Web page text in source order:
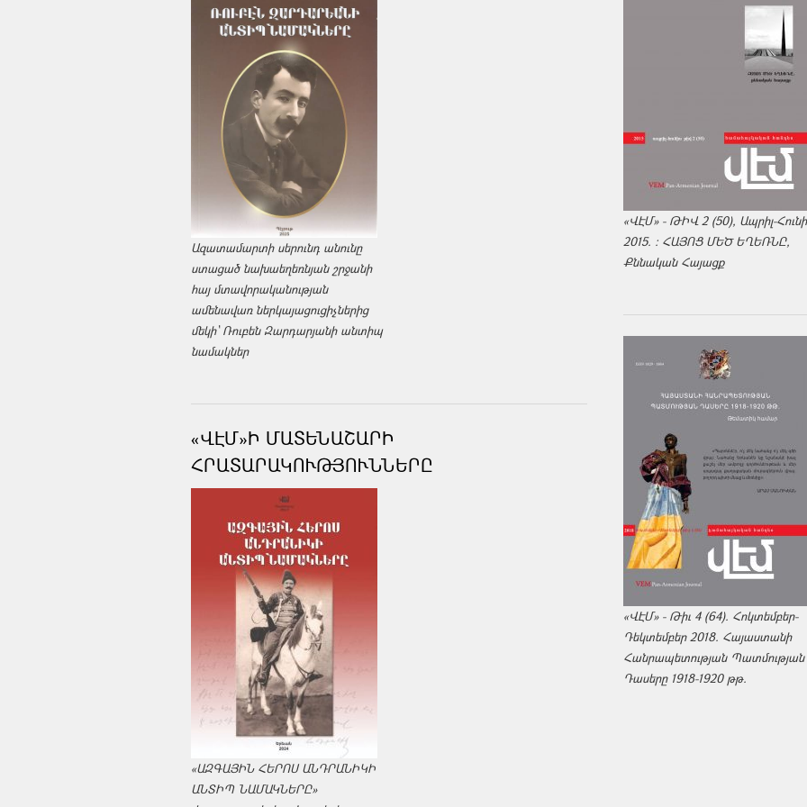
Ազատամարտի սերունդ անունը
ստացած նախաեղեռնյան շրջանի
հայ մտավորականության
ամենավառ ներկայացուցիչներից
մեկի՝ Ռուբեն Զարդարյանի անտիպ
նամակներ
«ՎԷՄ»Ի ՄԱՏԵՆԱՇԱՐԻ
ՀՐԱՏԱՐԱԿՈՒԹՅՈՒՆՆԵՐԸ
«ԱԶԳԱՅԻՆ ՀԵՐՈՍ ԱՆԴՐԱՆԻԿԻ
ԱՆՏԻՊ ՆԱՄԱԿՆԵՐԸ»
«ՎԷՄ» - ԹԻՎ 2 (50), Ապրիլ-
2015. : ՀԱՅՈՑ ՄԵԾ ԵՂԵՌՆԸ,
Քննական Հայացք
«ՎԷՄ» - Թիւ 4 (64). Հոկտեմբեր-
Դեկտեմբեր 2018. Հայաստանի
Հանրապետության Պատմության
Դասերը 1918-1920 թթ.